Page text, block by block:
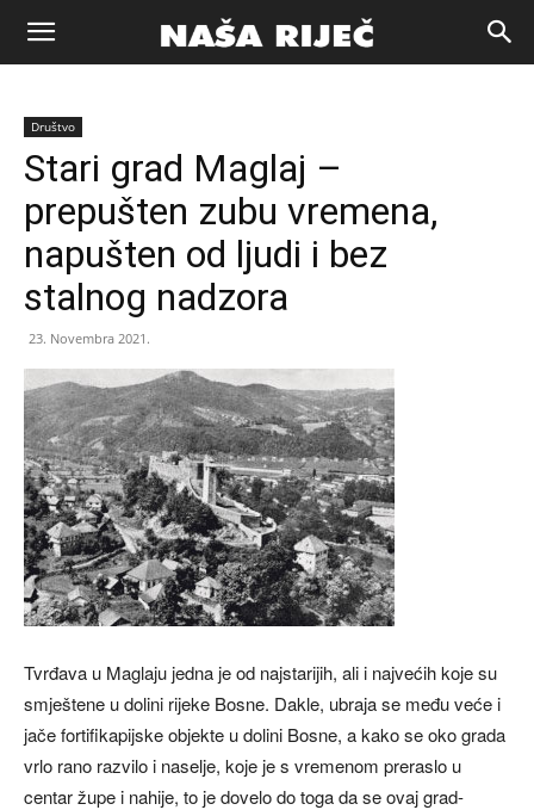
Naša
riječ
Zenica
Društvo
Stari grad Maglaj –
prepušten zubu vremena,
napušten od ljudi i bez
stalnog nadzora
23. Novembra 2021.
Tvrđava u Maglaju jedna je od najstarijih, ali i najvećih koje su
smještene u dolini rijeke Bosne. Dakle, ubraja se među veće i
jače fortifikapijske objekte u dolini Bosne, a kako se oko grada
vrlo rano razvilo i naselje, koje je s vremenom preraslo u
centar župe i nahije, to je dovelo do toga da se ovaj grad-